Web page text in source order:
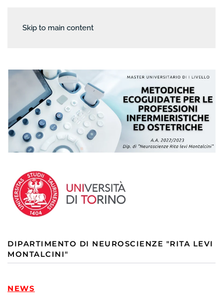
Skip to main content
DIPARTIMENTO DI NEUROSCIENZE "RITA LEVI
MONTALCINI"
NEWS